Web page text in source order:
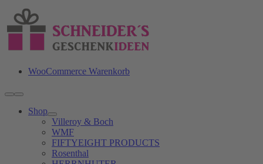
Inhalt
springen
WooCommerce Warenkorb
Toggle
Navigation
Shop
Villeroy & Boch
WMF
FIFTYEIGHT PRODUCTS
Rosenthal